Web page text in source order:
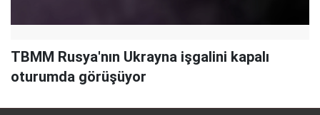
TBMM Rusya'nın Ukrayna işgalini kapalı
oturumda görüşüyor